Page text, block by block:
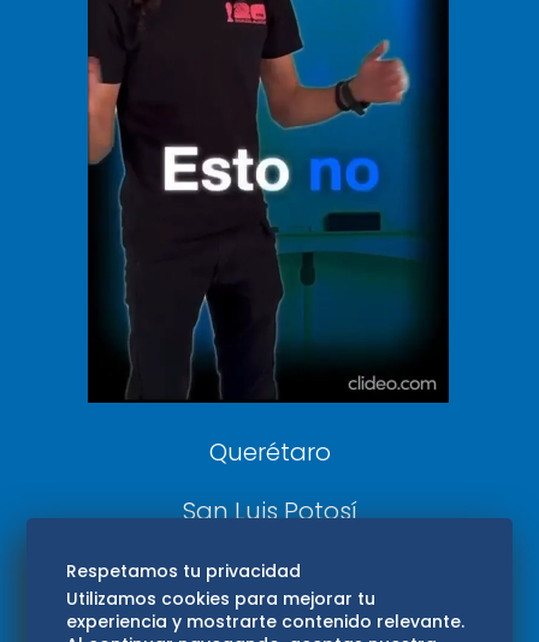
Vive USA
Clase
De 10 sports
DeDinero
Confabulario
Aviso Oportuno
Consultas
Querétaro
San Luis Potosí
Edomex
Consultas
Respetamos tu privacidad
Utilizamos cookies para mejorar tu
experiencia y mostrarte contenido relevante.